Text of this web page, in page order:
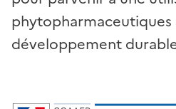
développement